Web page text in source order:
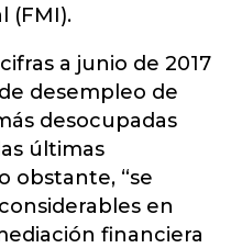
(FMI).
a junio de 2017
desempleo de
desocupadas
últimas
obstante, “se
en
financiera